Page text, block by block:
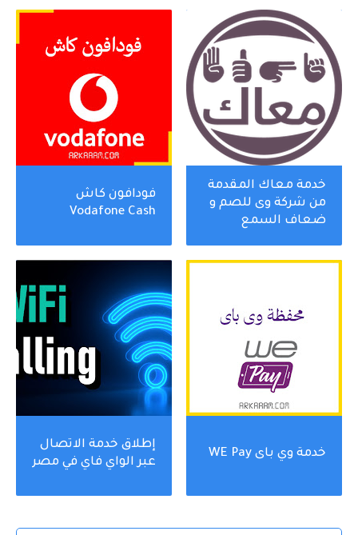
خدمة معاك المقدمة
من شركة وى للصم و
ضعاف السمع
فودافون كاش
Vodafone Cash
خدمة وي باى WE Pay
إطلاق خدمة الاتصال
عبر الواي فاي في مصر